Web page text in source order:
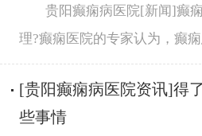
贵阳癫痫病医院[新闻]癫
理?癫痫医院的专家认为，癫
[贵阳癫痫病医院资讯]得
些事情